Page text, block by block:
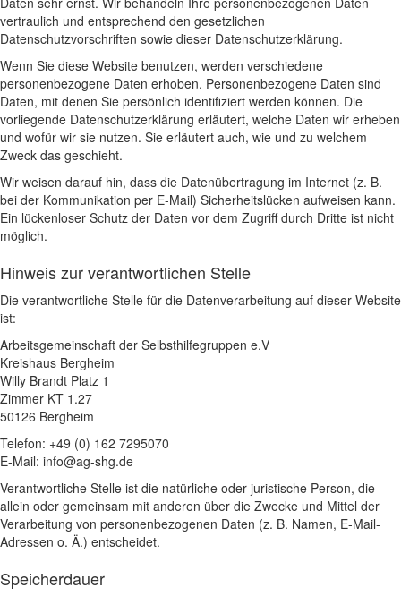
vertraulich und entsprechend den gesetzlichen
Datenschutzvorschriften sowie dieser Datenschutzerklärung.
Wenn Sie diese Website benutzen, werden verschiedene
personenbezogene Daten erhoben. Personenbezogene Daten sind
Daten, mit denen Sie persönlich identifiziert werden können. Die
vorliegende Datenschutzerklärung erläutert, welche Daten wir erheben
und wofür wir sie nutzen. Sie erläutert auch, wie und zu welchem
Zweck das geschieht.
Wir weisen darauf hin, dass die Datenübertragung im Internet (z. B.
bei der Kommunikation per E-Mail) Sicherheitslücken aufweisen kann.
Ein lückenloser Schutz der Daten vor dem Zugriff durch Dritte ist nicht
möglich.
Hinweis zur verantwortlichen Stelle
Die verantwortliche Stelle für die Datenverarbeitung auf dieser Website
ist:
Arbeitsgemeinschaft der Selbsthilfegruppen e.V
Kreishaus Bergheim
Willy Brandt Platz 1
Zimmer KT 1.27
50126 Bergheim
Telefon: +49 (0) 162 7295070
E-Mail: info@ag-shg.de
Verantwortliche Stelle ist die natürliche oder juristische Person, die
allein oder gemeinsam mit anderen über die Zwecke und Mittel der
Verarbeitung von personenbezogenen Daten (z. B. Namen, E-Mail-
Adressen o. Ä.) entscheidet.
Speicherdauer